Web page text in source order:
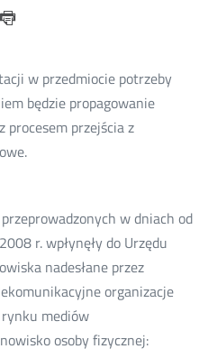
w przedmiocie potrzeby
będzie propagowanie
przejścia z
w
w dniach od
r. wpłynęły do Urzędu
nadesłane przez
organizacje
mediów
osoby fizycznej: